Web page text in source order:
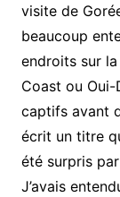
visite de
beaucoup
endroits sur
Coast ou Oui-
captifs avant
écrit un titre
été surpris
J’avais